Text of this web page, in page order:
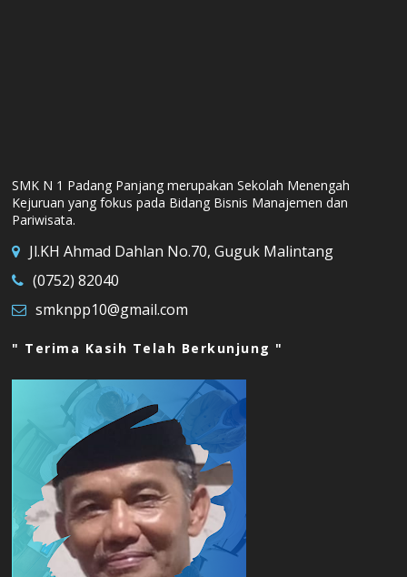
SMK N 1 Padang Panjang merupakan Sekolah Menengah
Kejuruan yang fokus pada Bidang Bisnis Manajemen dan
Pariwisata.
Jl.KH Ahmad Dahlan No.70, Guguk Malintang
(0752) 82040
smknpp10@gmail.com
" Terima Kasih Telah Berkunjung "